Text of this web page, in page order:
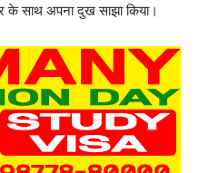
के साथ अपना दुख साझा किया।